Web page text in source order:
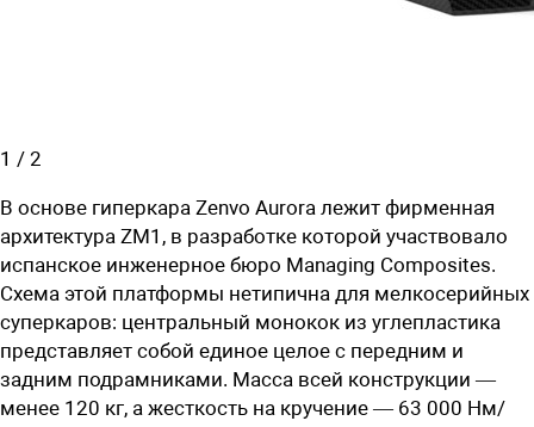
1 / 2
В основе гиперкара Zenvo Aurora лежит фирменная
архитектура ZM1, в разработке которой участвовало
испанское инженерное бюро Managing Composites.
Схема этой платформы нетипична для мелкосерийных
суперкаров: центральный монокок из углепластика
представляет собой единое целое с передним и
задним подрамниками. Масса всей конструкции —
менее 120 кг, а жесткость на кручение — 63 000 Нм/